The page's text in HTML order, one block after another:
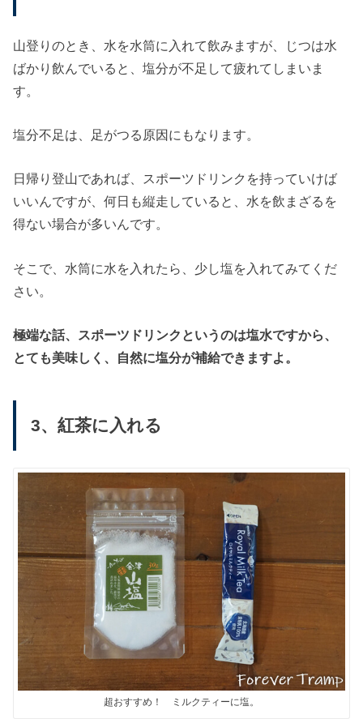
山登りのとき、水を水筒に入れて飲みますが、じつは水
ばかり飲んでいると、塩分が不足して疲れてしまいま
す。
塩分不足は、足がつる原因にもなります。
日帰り登山であれば、スポーツドリンクを持っていけば
いいんですが、何日も縦走していると、水を飲まざるを
得ない場合が多いんです。
そこで、水筒に水を入れたら、少し塩を入れてみてくだ
さい。
極端な話、スポーツドリンクというのは塩水ですから、
とても美味しく、自然に塩分が補給できますよ。
3、紅茶に入れる
超おすすめ！ ミルクティーに塩。